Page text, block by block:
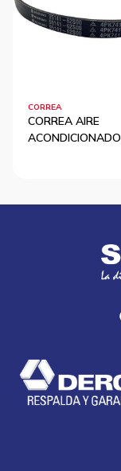
CORREA
CORREA AIRE
ACONDICIONADO